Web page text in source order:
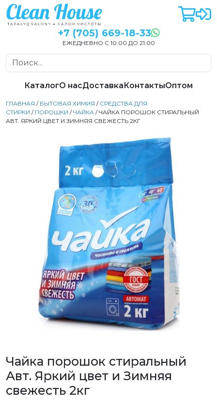
+7 (705) 669-18-33
ЕЖЕДНЕВНО С 10:00 ДО 21:00
КаталогО насДоставкаКонтактыОптом
ГЛАВНАЯ / БЫТОВАЯ ХИМИЯ / СРЕДСТВА ДЛЯ
СТИРКИ / ПОРОШКИ /ЧАЙКА / ЧАЙКА ПОРОШОК СТИРАЛЬНЫЙ
АВТ. ЯРКИЙ ЦВЕТ И ЗИМНЯЯ СВЕЖЕСТЬ 2КГ
Чайка порошок стиральный
Авт. Яркий цвет и Зимняя
свежесть 2кг